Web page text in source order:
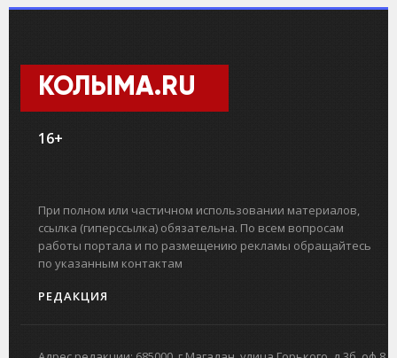
КОЛЫМА.RU
16+
При полном или частичном использовании материалов,
ссылка (гиперссылка) обязательна. По всем вопросам
работы портала и по размещению рекламы обращайтесь
по указанным контактам
РЕДАКЦИЯ